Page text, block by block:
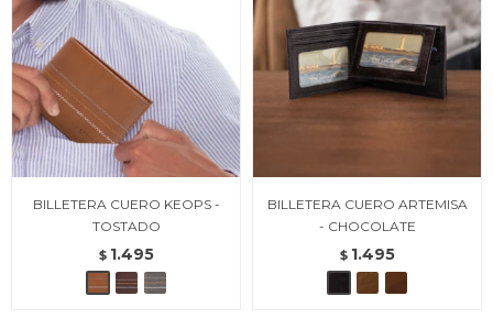
BILLETERA CUERO KEOPS -
TOSTADO
$ 1.495
BILLETERA CUERO ARTEMISA
- CHOCOLATE
$ 1.495